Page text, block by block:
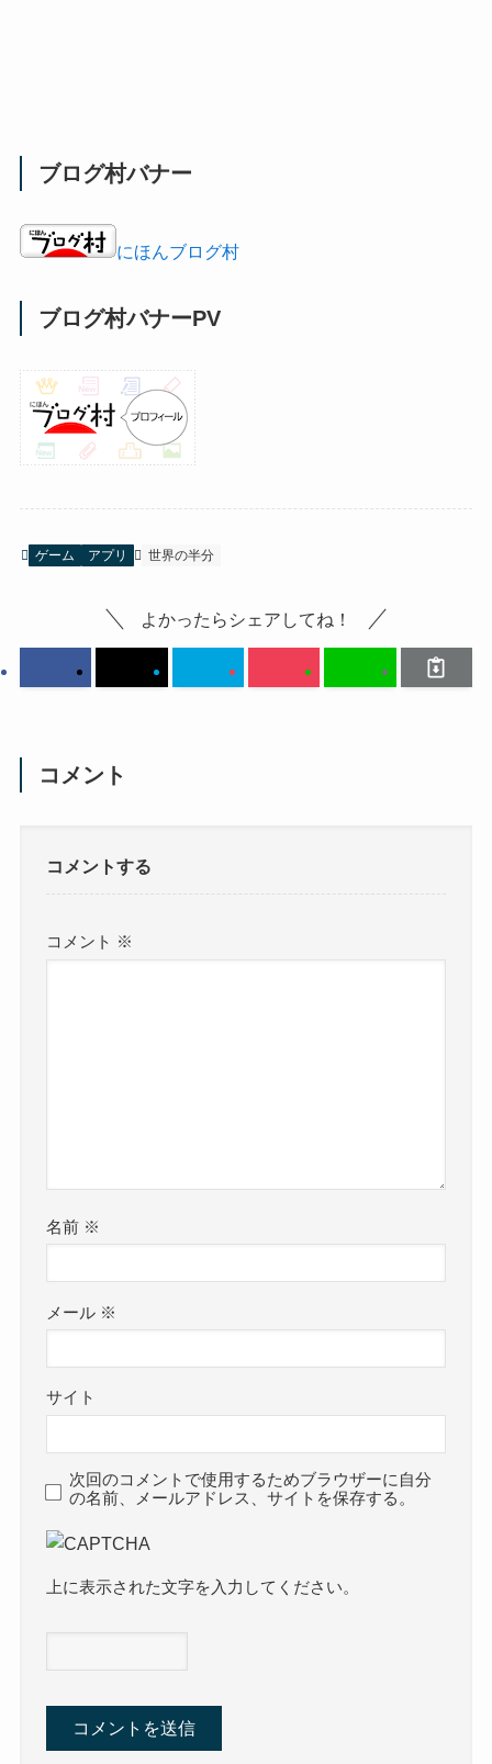
ブログ村バナー
にほんブログ村
ブログ村バナーPV
ゲーム アプリ 世界の半分
よかったらシェアしてね！
コメント
コメントする
コメント ※
名前 ※
メール ※
サイト
次回のコメントで使用するためブラウザーに自分
の名前、メールアドレス、サイトを保存する。
上に表示された文字を入力してください。